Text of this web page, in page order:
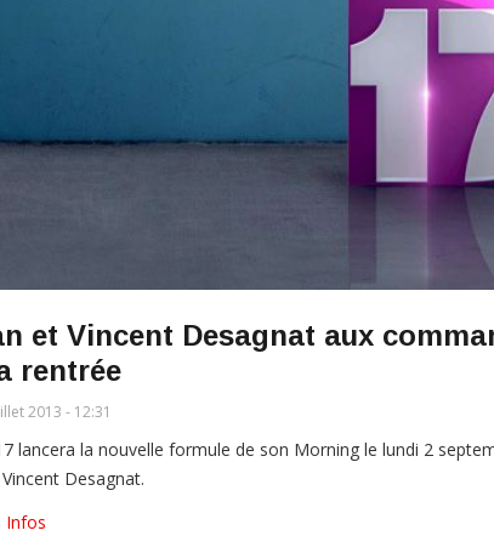
et Vincent Desagnat aux
rentrée
2013 - 12:31
lancera la nouvelle formule de son Morning le lundi 2
Desagnat.
Infos